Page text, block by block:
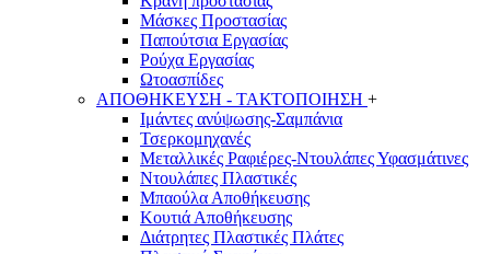
Μάσκες Προστασίας
Παπούτσια Εργασίας
Ρούχα Εργασίας
Ωτοασπίδες
ΑΠΟΘΗΚΕΥΣΗ - ΤΑΚΤΟΠΟΙΗΣΗ +
Ιμάντες ανύψωσης-Σαμπάνια
Τσερκομηχανές
Μεταλλικές Ραφιέρες-Ντουλάπες Υφασμάτινες
Ντουλάπες Πλαστικές
Μπαούλα Αποθήκευσης
Κουτιά Αποθήκευσης
Διάτρητες Πλαστικές Πλάτες